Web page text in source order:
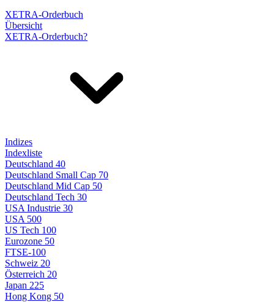
XETRA-Orderbuch
Übersicht
XETRA-Orderbuch?
Indizes
Indexliste
Deutschland 40
Deutschland Small Cap 70
Deutschland Mid Cap 50
Deutschland Tech 30
USA Industrie 30
USA 500
US Tech 100
Eurozone 50
FTSE-100
Schweiz 20
Österreich 20
Japan 225
Hong Kong 50